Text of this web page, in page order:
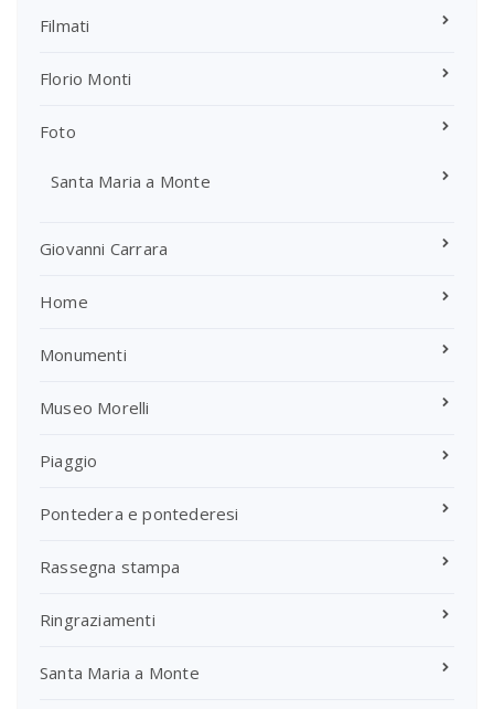
Filmati
Florio Monti
Foto
Santa Maria a Monte
Giovanni Carrara
Home
Monumenti
Museo Morelli
Piaggio
Pontedera e pontederesi
Rassegna stampa
Ringraziamenti
Santa Maria a Monte